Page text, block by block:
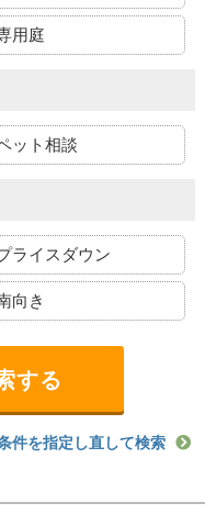
用庭
ット相談
ライスダウン
向き
件を指定し直して検索